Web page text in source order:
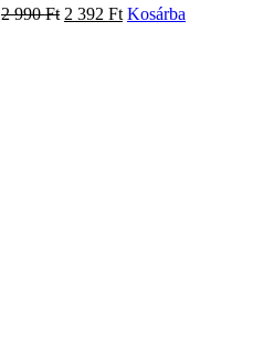
2 990Ft 2 392 Ft Kosárba